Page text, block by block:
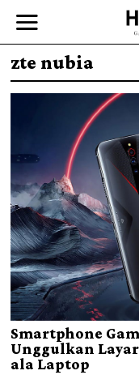
zte nubia
Smartphone
Unggulkan
ala Laptop